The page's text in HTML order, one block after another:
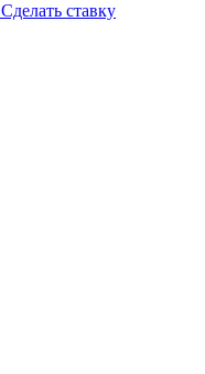
Сделать ставку